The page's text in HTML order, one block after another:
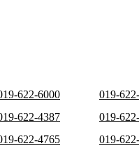
622-6000
019-
622-4387
019-
622-4765
019-